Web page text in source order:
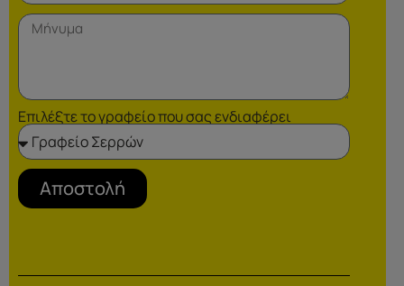
Επιλέξτε το γραφείο που σας ενδιαφέρει
Αποστολή